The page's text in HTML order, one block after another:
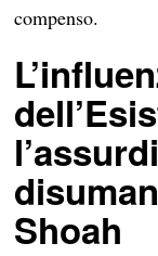
compenso.
Shoah